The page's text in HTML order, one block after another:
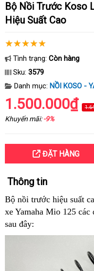
Bộ Nồi Trước Koso Lắp Cho Yamaha Mio 125,
Hiệu Suất Cao
Tình trạng: Còn hàng
Sku: 3579
Danh mục: NỒI KOSO -
1.500.000₫
Khuyến mãi:-9%
ĐẶT HÀNG
Thông tin
Bộ nồi trước hiệu suất
xe Yamaha Mio 125
sau đây: